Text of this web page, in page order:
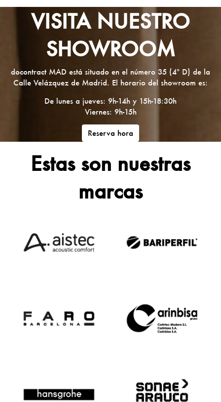
VISITA NUESTRO
SHOWROOM
docontract MAD está situado en el número 35 (4º D) de la
Calle Velázquez de Madrid. El horario del showroom es:
De lunes a jueves: 9h-14h y 15h-18:30h
Viernes: 9h-15h
Reserva hora
Estas son nuestras
marcas